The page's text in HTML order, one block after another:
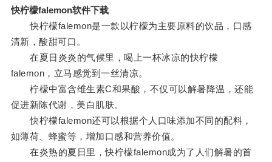
快柠檬falemon软件下载
快柠檬falemon是一款以柠檬为主要原料的饮品，口感
清新，酸甜可口。
在夏日炎炎的气候里，喝上一杯冰凉的快柠檬
falemon，立马感觉到一丝清凉。
柠檬中富含维生素C和果酸，不仅可以解暑降温，还能
促进新陈代谢，美白肌肤。
快柠檬falemon还可以根据个人口味添加不同的配料，
如薄荷、蜂蜜等，增加口感和营养价值。
在炎热的夏日里，快柠檬falemon成为了人们解暑的首